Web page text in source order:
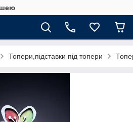
Топери,підставки під топери